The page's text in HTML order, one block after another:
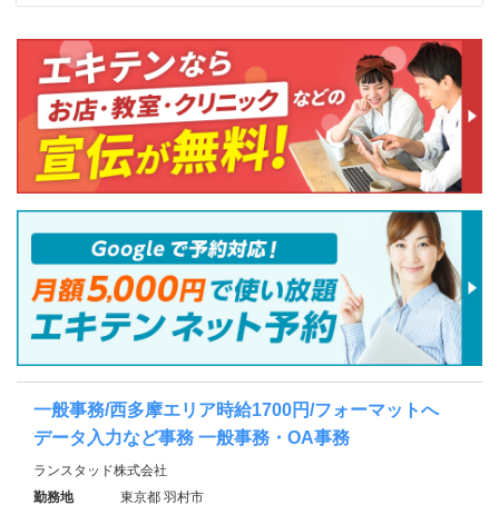
一般事務/西多摩エリア時給1700円/フォーマットへ
データ入力など事務 一般事務・OA事務
ランスタッド株式会社
勤務地
東京都 羽村市